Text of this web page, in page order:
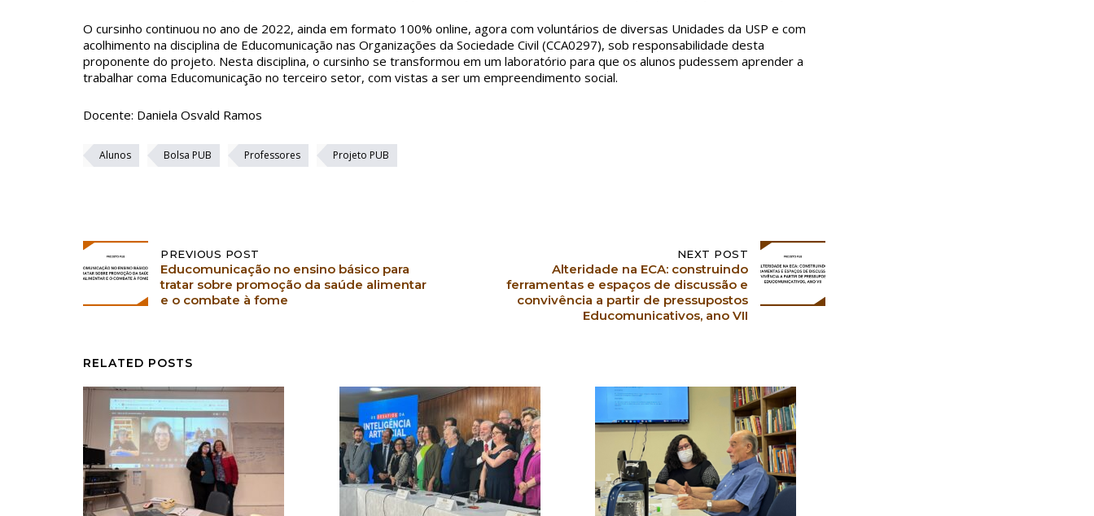
O cursinho continuou no ano de 2022, ainda em formato 100% online, agora com voluntários de diversas Unidades da USP e com
acolhimento na disciplina de Educomunicação nas Organizações da Sociedade Civil (CCA0297), sob responsabilidade desta
proponente do projeto. Nesta disciplina, o cursinho se transformou em um laboratório para que os alunos pudessem aprender a
trabalhar coma Educomunicação no terceiro setor, com vistas a ser um empreendimento social.
Docente: Daniela Osvald Ramos
Alunos Bolsa PUB Professores Projeto PUB
Post
navigation
PREVIOUS POST
Educomunicação no ensino básico para
tratar sobre promoção da saúde alimentar
e o combate à fome
NEXT POST
Alteridade na ECA: construindo
ferramentas e espaços de discussão e
convivência a partir de pressupostos
Educomunicativos, ano VII
RELATED POSTS